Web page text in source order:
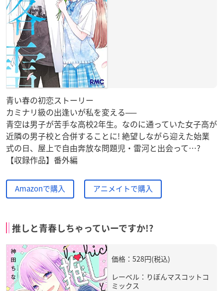
青い春の初恋ストーリー
カミナリ級の出逢いが私を変える──
青空は男子が苦手な高校2年生。なのに通っていた女子高が
近隣の男子校と合併することに! 絶望しながら迎えた始業
式の日、屋上で自由奔放な問題児・雷河と出会って…?
【収録作品】番外編
Amazonで購入 アニメイトで購入
推しと青春しちゃっていーですか!?
価格：528円(税込)
レーベル：りぼんマスコットコ
ミックス